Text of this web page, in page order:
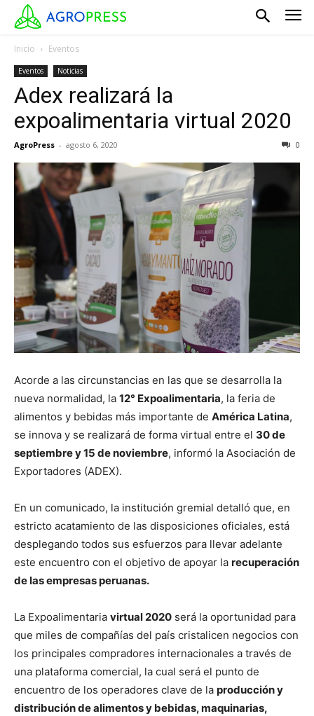
Inicio Eventos
Eventos Noticias
Adex realizará la
expoalimentaria virtual 2020
AgroPress - agosto 6, 2020 0
Acorde a las circunstancias en las que se desarrolla la
nueva normalidad, la 12° Expoalimentaria, la feria de
alimentos y bebidas más importante de América Latina,
se innova y se realizará de forma virtual entre el 30 de
septiembre y 15 de noviembre, informó la Asociación de
Exportadores (ADEX).
En un comunicado, la institución gremial detalló que, en
estricto acatamiento de las disposiciones oficiales, está
desplegando todos sus esfuerzos para llevar adelante
este encuentro con el objetivo de apoyar la recuperación
de las empresas peruanas.
La Expoalimentaria virtual 2020 será la oportunidad para
que miles de compañías del país cristalicen negocios con
los principales compradores internacionales a través de
una plataforma comercial, la cual será el punto de
encuentro de los operadores clave de la producción y
distribución de alimentos y bebidas, maquinarias,